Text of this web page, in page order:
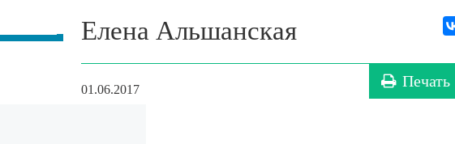
Елена Альшанская
01.06.2017 Печать